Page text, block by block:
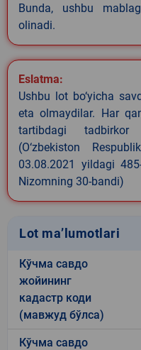
Bunda, ushbu
olinadi.
Eslatma:
Ushbu lot bo‘yicha
eta olmaydilar. Har
tartibdagi
(O‘zbekiston
03.08.2021 yildagi
Nizomning 30-bandi)
Lot ma’lumotlari
Кўчма савдо
жойининг
кадастр коди
(мавжуд бўлса)
Кўчма савдо